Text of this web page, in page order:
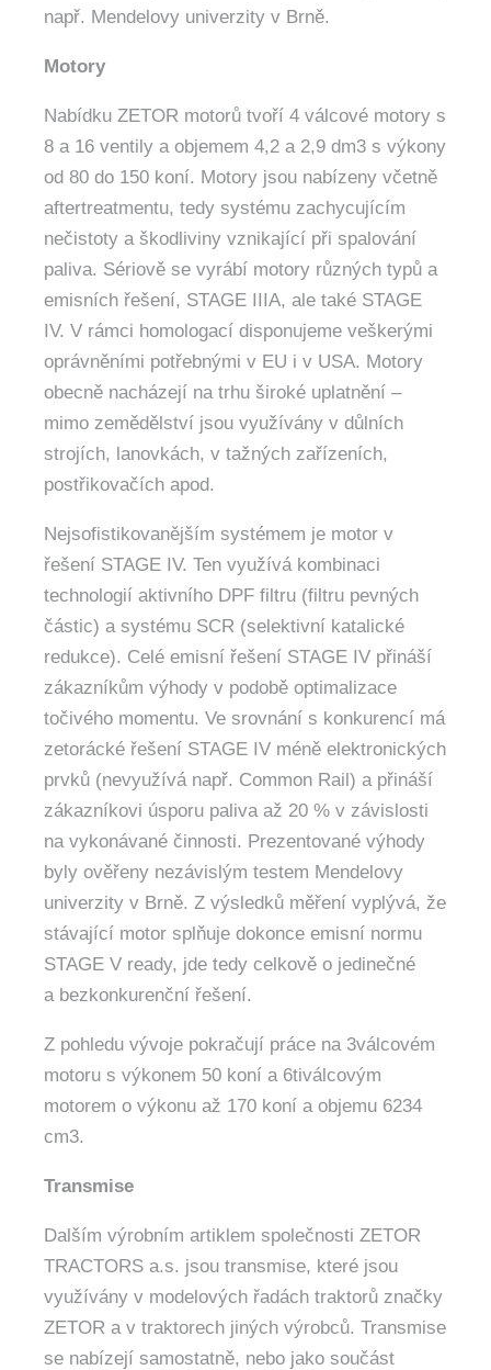
např. Mendelovy univerzity v Brně.
Motory
Nabídku ZETOR motorů tvoří 4 válcové motory s
8 a 16 ventily a objemem 4,2 a 2,9 dm3 s výkony
od 80 do 150 koní. Motory jsou nabízeny včetně
aftertreatmentu, tedy systému zachycujícím
nečistoty a škodliviny vznikající při spalování
paliva. Sériově se vyrábí motory různých typů a
emisních řešení, STAGE IIIA, ale také STAGE
IV. V rámci homologací disponujeme veškerými
oprávněními potřebnými v EU i v USA. Motory
obecně nacházejí na trhu široké uplatnění –
mimo zemědělství jsou využívány v důlních
strojích, lanovkách, v tažných zařízeních,
postřikovačích apod.
Nejsofistikovanějším systémem je motor v
řešení STAGE IV. Ten využívá kombinaci
technologií aktivního DPF filtru (filtru pevných
částic) a systému SCR (selektivní katalické
redukce). Celé emisní řešení STAGE IV přináší
zákazníkům výhody v podobě optimalizace
točivého momentu. Ve srovnání s konkurencí má
zetorácké řešení STAGE IV méně elektronických
prvků (nevyužívá např. Common Rail) a přináší
zákazníkovi úsporu paliva až 20 % v závislosti
na vykonávané činnosti. Prezentované výhody
byly ověřeny nezávislým testem Mendelovy
univerzity v Brně. Z výsledků měření vyplývá, že
stávající motor splňuje dokonce emisní normu
STAGE V ready, jde tedy celkově o jedinečné
a bezkonkurenční řešení.
Z pohledu vývoje pokračují práce na 3válcovém
motoru s výkonem 50 koní a 6tiválcovým
motorem o výkonu až 170 koní a objemu 6234
cm3.
Transmise
Dalším výrobním artiklem společnosti ZETOR
TRACTORS a.s. jsou transmise, které jsou
využívány v modelových řadách traktorů značky
ZETOR a v traktorech jiných výrobců. Transmise
se nabízejí samostatně, nebo jako součást